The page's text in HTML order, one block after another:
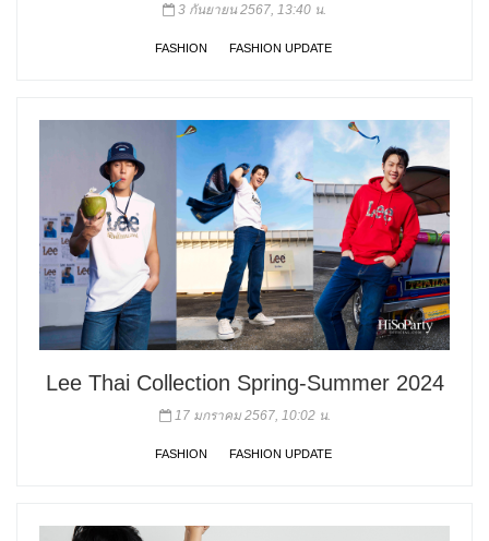
3 กันยายน 2567, 13:40 น.
FASHION FASHION UPDATE
Lee Thai Collection Spring-Summer 2024
17 มกราคม 2567, 10:02 น.
FASHION FASHION UPDATE